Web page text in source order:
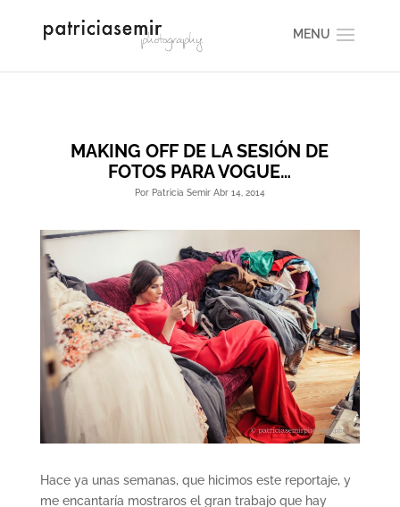
MAKING OFF DE LA SESIÓN DE
FOTOS PARA VOGUE…
Por Patricia Semir Abr 14, 2014
Hace ya unas semanas, que hicimos este reportaje, y
me encantaría mostraros el gran trabajo que hay